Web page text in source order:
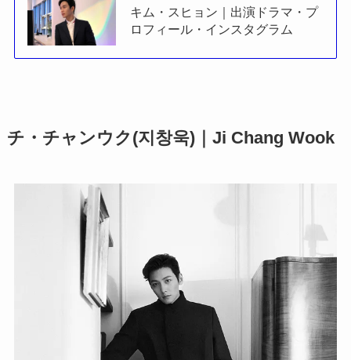
キム・スヒョン｜出演ドラマ・プ
ロフィール・インスタグラム
チ・チャンウク(지창욱)｜Ji Chang Wook